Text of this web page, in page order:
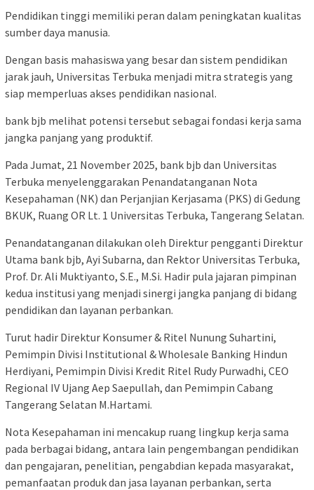
Pendidikan tinggi memiliki peran dalam peningkatan kualitas
sumber daya manusia.
Dengan basis mahasiswa yang besar dan sistem pendidikan
jarak jauh, Universitas Terbuka menjadi mitra strategis yang
siap memperluas akses pendidikan nasional.
bank bjb melihat potensi tersebut sebagai fondasi kerja sama
jangka panjang yang produktif.
Pada Jumat, 21 November 2025, bank bjb dan Universitas
Terbuka menyelenggarakan Penandatanganan Nota
Kesepahaman (NK) dan Perjanjian Kerjasama (PKS) di Gedung
BKUK, Ruang OR Lt. 1 Universitas Terbuka, Tangerang Selatan.
Penandatanganan dilakukan oleh Direktur pengganti Direktur
Utama bank bjb, Ayi Subarna, dan Rektor Universitas Terbuka,
Prof. Dr. Ali Muktiyanto, S.E., M.Si. Hadir pula jajaran pimpinan
kedua institusi yang menjadi sinergi jangka panjang di bidang
pendidikan dan layanan perbankan.
Turut hadir Direktur Konsumer & Ritel Nunung Suhartini,
Pemimpin Divisi Institutional & Wholesale Banking Hindun
Herdiyani, Pemimpin Divisi Kredit Ritel Rudy Purwadhi, CEO
Regional IV Ujang Aep Saepullah, dan Pemimpin Cabang
Tangerang Selatan M.Hartami.
Nota Kesepahaman ini mencakup ruang lingkup kerja sama
pada berbagai bidang, antara lain pengembangan pendidikan
dan pengajaran, penelitian, pengabdian kepada masyarakat,
pemanfaatan produk dan jasa layanan perbankan, serta